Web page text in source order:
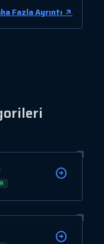
Fazla Ayrıntı